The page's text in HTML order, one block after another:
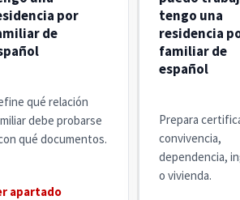
por
de
qué relación
debe probarse
qué documentos.
apartado
tengo una
residencia
familiar de
español
Prepara
convivencia,
dependencia,
o vivienda.